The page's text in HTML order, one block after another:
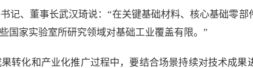
、董事长武汉琦说：“在关键基础材料、核心基础零部
国家实验室所研究领域对基础工业覆盖有限。”
化和产业化推广过程中，要结合场景持续对技术成果